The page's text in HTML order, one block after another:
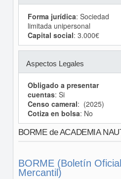
Forma jurídica: Sociedad
limitada unipersonal
Capital social: 3.000€
Aspectos Legales
Obligado a presentar
cuentas: Si
Censo cameral: (2025)
Cotiza en bolsa: No
BORME de ACADEMIA
BORME (Boletín
Mercantil)